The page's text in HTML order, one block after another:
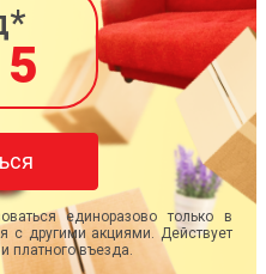
единоразово только в
с другими акциями. Действует
платного въезда.